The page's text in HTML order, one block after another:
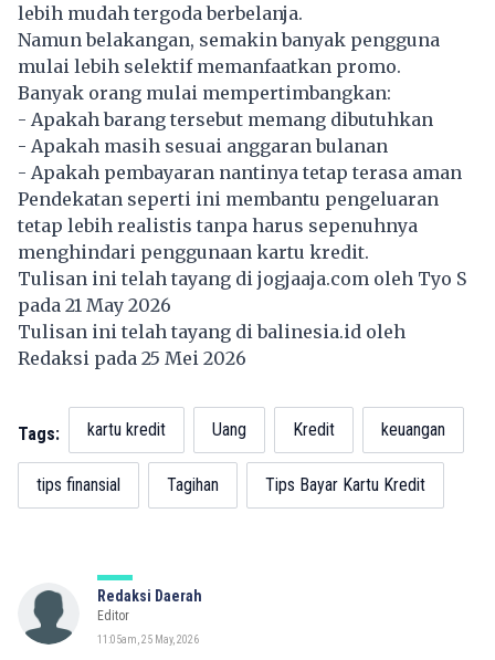
lebih mudah tergoda berbelanja.
Namun belakangan, semakin banyak pengguna
mulai lebih selektif memanfaatkan promo.
Banyak orang mulai mempertimbangkan:
- Apakah barang tersebut memang dibutuhkan
- Apakah masih sesuai anggaran bulanan
- Apakah pembayaran nantinya tetap terasa aman
Pendekatan seperti ini membantu pengeluaran
tetap lebih realistis tanpa harus sepenuhnya
menghindari penggunaan kartu kredit.
Tulisan ini telah tayang di jogjaaja.com oleh Tyo S
pada 21 May 2026
Tulisan ini telah tayang dibalinesia.id oleh
Redaksi pada 25 Mei 2026
Tags: kartu kredit Uang Kredit keuangan
tips finansial Tagihan Tips Bayar Kartu Kredit
Redaksi Daerah
Editor
11:05am, 25 May, 2026